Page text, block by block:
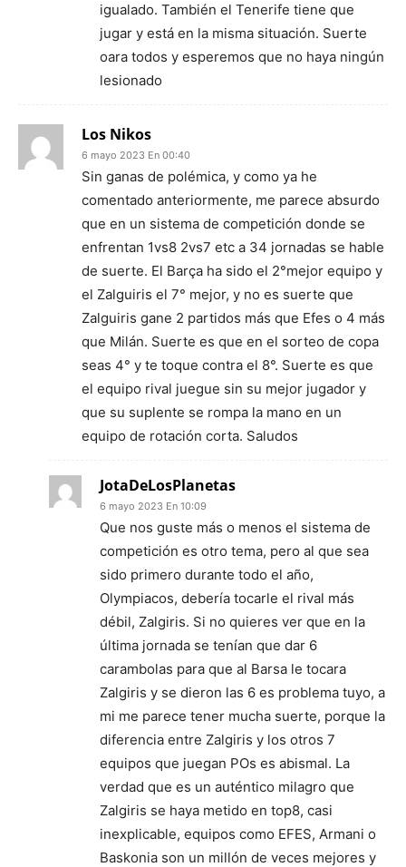
igualado. También el Tenerife tiene que
jugar y está en la misma situación. Suerte
oara todos y esperemos que no haya ningún
lesionado
Los Nikos
6 mayo 2023 En 00:40
Sin ganas de polémica, y como ya he
comentado anteriormente, me parece absurdo
que en un sistema de competición donde se
enfrentan 1vs8 2vs7 etc a 34 jornadas se hable
de suerte. El Barça ha sido el 2°mejor equipo y
el Zalguiris el 7° mejor, y no es suerte que
Zalguiris gane 2 partidos más que Efes o 4 más
que Milán. Suerte es que en el sorteo de copa
seas 4° y te toque contra el 8°. Suerte es que
el equipo rival juegue sin su mejor jugador y
que su suplente se rompa la mano en un
equipo de rotación corta. Saludos
JotaDeLosPlanetas
6 mayo 2023 En 10:09
Que nos guste más o menos el sistema de
competición es otro tema, pero al que sea
sido primero durante todo el año,
Olympiacos, debería tocarle el rival más
débil, Zalgiris. Si no quieres ver que en la
última jornada se tenían que dar 6
carambolas para que al Barsa le tocara
Zalgiris y se dieron las 6 es problema tuyo, a
mi me parece tener mucha suerte, porque la
diferencia entre Zalgiris y los otros 7
equipos que juegan POs es abismal. La
verdad que es un auténtico milagro que
Zalgiris se haya metido en top8, casi
inexplicable, equipos como EFES, Armani o
Baskonia son un millón de veces mejores y